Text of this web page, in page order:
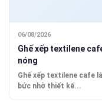
06/08/2026
Ghế xếp textilene
nóng
Ghế xếp textilene cafe
bức nhờ thiết kế...